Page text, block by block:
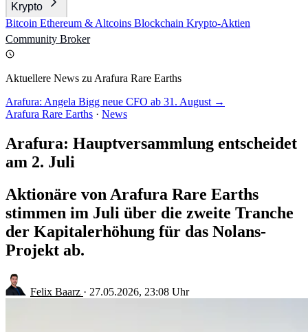
Krypto
Bitcoin Ethereum & Altcoins Blockchain Krypto-Aktien
Community Broker
Aktuellere News zu Arafura Rare Earths
Arafura: Angela Bigg neue CFO ab 31. August →
Arafura Rare Earths · News
Arafura: Hauptversammlung entscheidet
am 2. Juli
Aktionäre von Arafura Rare Earths
stimmen im Juli über die zweite Tranche
der Kapitalerhöhung für das Nolans-
Projekt ab.
Felix Baarz · 27.05.2026, 23:08 Uhr